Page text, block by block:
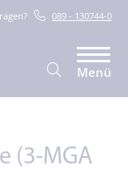
089 - 130744-0
Menü
(3-MGA